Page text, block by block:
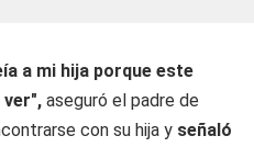
a mi hija porque este
ver", aseguró el padre de
con su hija y señaló